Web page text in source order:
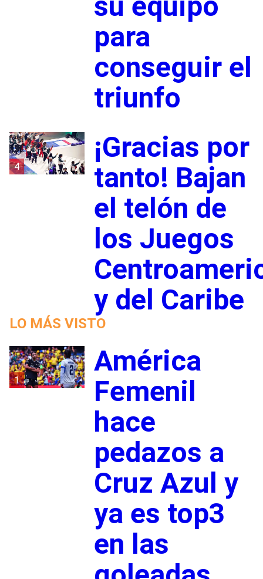
para
conseguir el
triunfo
4
¡Gracias por
tanto! Bajan
el telón de
los Juegos
y del Caribe
LO MÁS VISTO
1
América
Femenil
hace
pedazos a
Cruz Azul y
ya es top3
en las